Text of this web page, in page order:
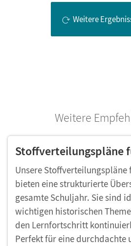
Weitere
Weitere
Stoffverteilungspläne
Unsere Stoffverteilungspläne
bieten eine strukturierte
gesamte Schuljahr. Sie sind
wichtigen historischen
den Lernfortschritt
Perfekt für eine durchdachte